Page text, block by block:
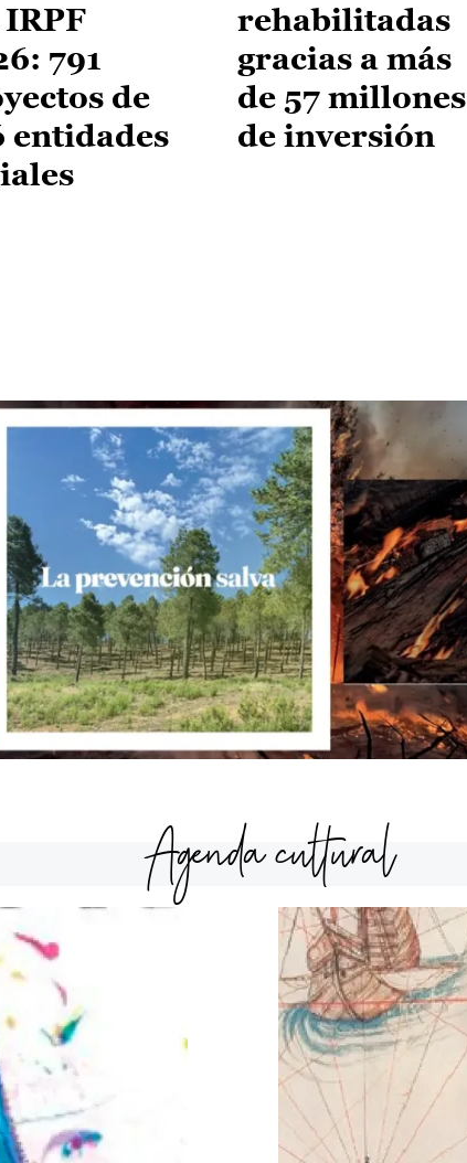
791
de
entidades
rehabilitadas
gracias a más
de 57 millones
de inversión
Agenda cultural